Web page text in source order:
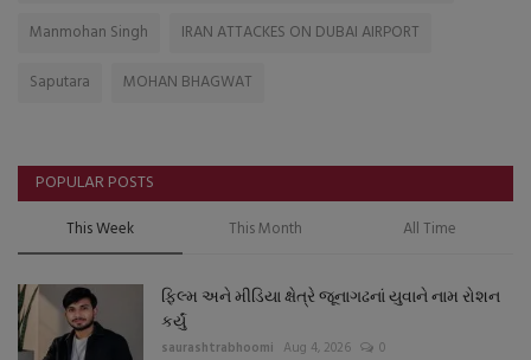
Manmohan Singh
IRAN ATTACKES ON DUBAI AIRPORT
Saputara
MOHAN BHAGWAT
POPULAR POSTS
This Week This Month All Time
ફિલ્મ અને મીડિયા ક્ષેત્રે જૂનાગઢનાં યુવાને નામ રોશન
કર્યું
saurashtrabhoomi Aug 4, 2026 0